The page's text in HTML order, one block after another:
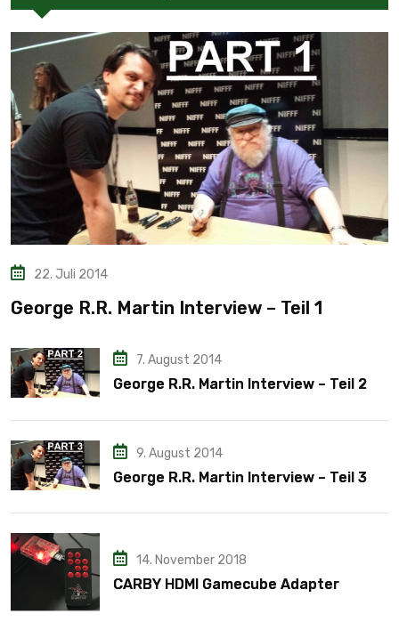
22. Juli 2014
George R.R. Martin Interview – Teil 1
7. August 2014
George R.R. Martin Interview – Teil 2
9. August 2014
George R.R. Martin Interview – Teil 3
14. November 2018
CARBY HDMI Gamecube Adapter